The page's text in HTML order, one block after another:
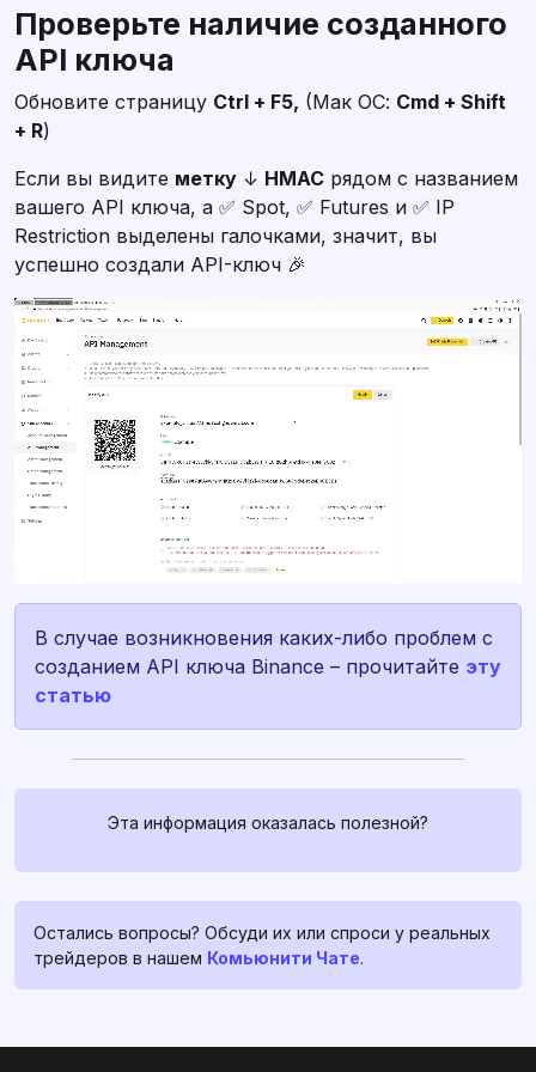
Проверьте наличие созданного
API ключа
Обновите страницу Ctrl + F5, (Maк ОС: Cmd + Shift
+ R)
Если вы видите метку ↓ HMAC рядом с названием
вашего API ключа, а ✅ Spot, ✅ Futures и ✅ IP
Restriction выделены галочками, значит, вы
успешно создали API-ключ 🎉
В случае возникновения каких-либо проблем с
созданием API ключа Binance – прочитайте эту
статью
Эта информация оказалась полезной?
Остались вопросы? Обсуди их или спроси у реальных
трейдеров в нашем Комьюнити Чате.
Если у вас есть какие-либо
команда поддержки работает
24/7, и всегда готова помочь и